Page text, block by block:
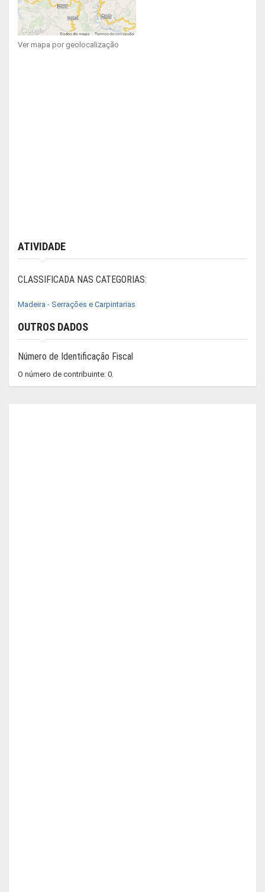
Ver mapa por geolocalização
ATIVIDADE
CLASSIFICADA NAS CATEGORIAS:
Madeira - Serrações e Carpintarias
OUTROS DADOS
Número de Identificação Fiscal
O número de contribuinte: 0.